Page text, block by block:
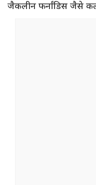
जैकलीन फर्नांडिस जैसे